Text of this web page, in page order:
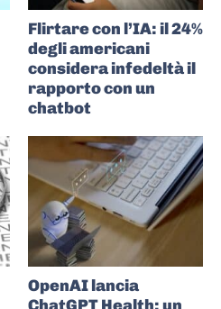
Flirtare con l’IA: il 24%
degli americani
considera infedeltà il
rapporto con un
chatbot
OpenAI lancia